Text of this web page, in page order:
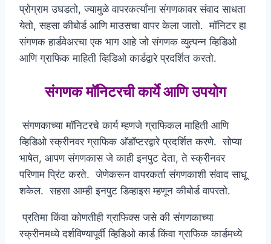
प्रोग्राम उघडतो, ज्यामुळे वापरकर्त्यांना संगणकावर संवाद साधता
येतो, सहसा कीबोर्ड आणि माउसचा वापर केला जातो. मॉनिटर हा
संगणक हार्डवेअरचा एक भाग आहे जो संगणक व्युत्पन्न व्हिडिओ
आणि ग्राफिक माहिती व्हिडिओ कार्डद्वारे प्रदर्शित करतो.
संगणक मॉनिटरची कार्ये आणि उपयोग
संगणकाच्या मॉनिटरचे कार्य म्हणजे ग्राफिकल माहिती आणि
व्हिडिओ स्क्रीनवर ग्राफिक अ‍ॅडॉप्टरद्वारे प्रदर्शित करणे. सोप्या
भाषेत, आपण संगणकास जे काही इनपुट देता, ते स्क्रीनवर
परिणाम प्रिंट करते. जेणेकरून वापरकर्ता संगणकाशी संवाद साधू
शकेल. सहसा आम्ही इनपुट डिव्हाइस म्हणून कीबोर्ड वापरतो.
प्रतिमा किंवा कोणतीही ग्राफिक्स जसे की संगणकाच्या
स्क्रीनमध्ये दर्शविण्यापूर्वी व्हिडिओ कार्ड किंवा ग्राफिक कार्डमध्ये